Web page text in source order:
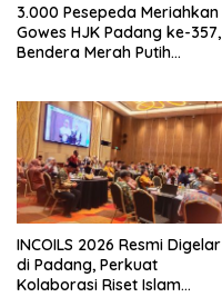
3.000 Pesepeda Meriahkan
Gowes HJK Padang ke-357,
Bendera Merah Putih
INCOILS 2026 Resmi Digelar
di Padang, Perkuat
Kolaborasi Riset Islam